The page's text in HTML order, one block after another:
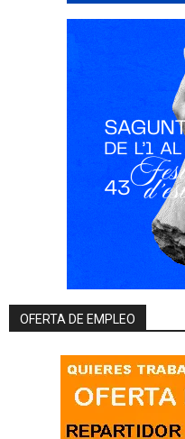
OFERTA DE EMPLEO